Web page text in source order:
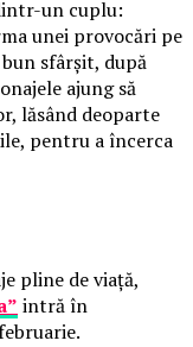
un cuplu:
unei provocări pe
sfârșit, după
ajung să
lăsând deoparte
pentru a încerca
pline de viață,
intră în